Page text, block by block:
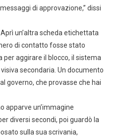
di approvazione,” dissi
Aprì un’altra scheda etichettata
di contatto fosse stato
aggirare il blocco, il sistema
secondaria. Un documento
governo, che provasse che hai
apparve un’immagine
diversi secondi, poi guardò la
sulla sua scrivania,